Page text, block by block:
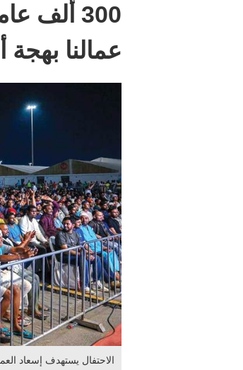
300
عمالنا بهجة
الاحتفال يستهدف إسعاد